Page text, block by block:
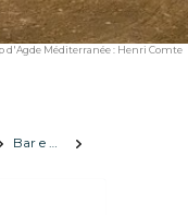
d'Agde Méditerranée : Henri Comte
Bar e vita notturna